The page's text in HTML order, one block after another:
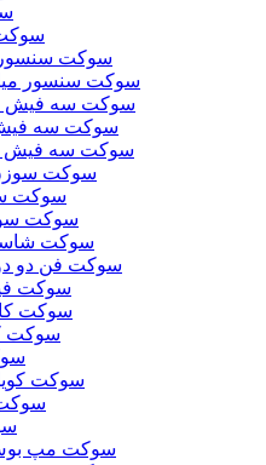
سوکت
سوکت سنسور
سوکت سه فیش
سوکت سه
سوکت سه فیش
سوکت سوزن
سوکت
سوکت
سوکت
سوکت فن دو
سوکت
سوکت
سوکت
سوکت کویل 4
سوکت
سوکت مپ بوش